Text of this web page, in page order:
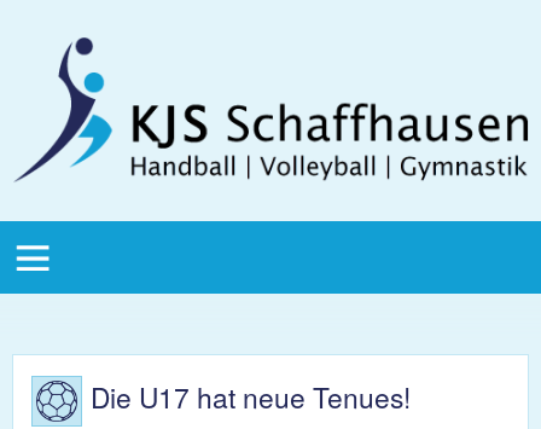
Schaffhausen
Menu
Die U17 hat neue Tenues!